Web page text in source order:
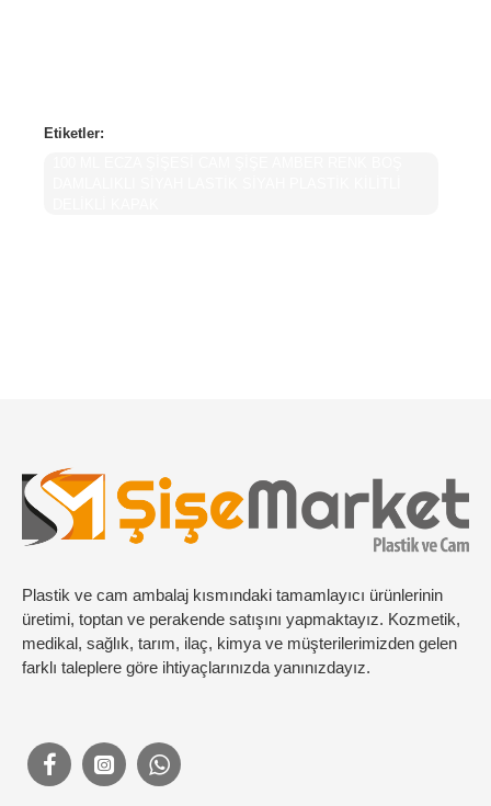
Etiketler:
Plastik ve cam ambalaj kısmındaki tamamlayıcı ürünlerinin
üretimi, toptan ve perakende satışını yapmaktayız. Kozmetik,
medikal, sağlık, tarım, ilaç, kimya ve müşterilerimizden gelen
farklı taleplere göre ihtiyaçlarınızda yanınızdayız.